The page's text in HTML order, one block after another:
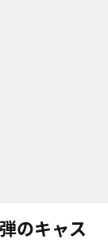
のキャス